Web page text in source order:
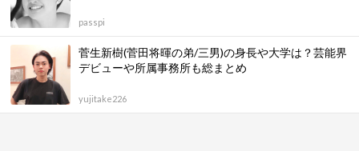
passpi
菅生新樹(菅田将暉の弟/三男)の身長や大学は？芸能界
デビューや所属事務所も総まとめ
yujitake226